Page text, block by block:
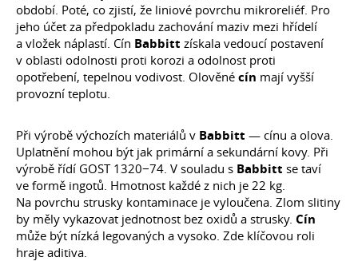
období. Poté, co zjistí, že liniové povrchu mikroreliéf. Pro
jeho účet za předpokladu zachování maziv mezi hřídelí
a vložek náplastí. Cín Babbitt získala vedoucí postavení
v oblasti odolnosti proti korozi a odolnost proti
opotřebení, tepelnou vodivost. Olověné cín mají vyšší
provozní teplotu.
Při výrobě výchozích materiálů v Babbitt — cínu a olova.
Uplatnění mohou být jak primární a sekundární kovy. Při
výrobě řídí GOST 1320−74. V souladu s Babbitt se taví
ve formě ingotů. Hmotnost každé z nich je 22 kg.
Na povrchu strusky kontaminace je vyloučena. Zlom slitiny
by měly vykazovat jednotnost bez oxidů a strusky. Cín
může být nízká legovaných a vysoko. Zde klíčovou roli
hraje aditiva.